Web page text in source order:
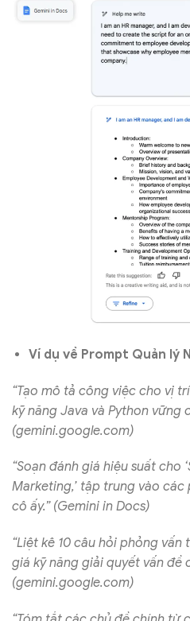
Ví dụ về Prompt Quản lý
“Tạo mô tả công việc cho vị trí
kỹ năng Java và Python vững
(gemini.google.com)
“Soạn đánh giá hiệu suất cho
Marketing,’ tập trung vào
cô ấy.” (Gemini in Docs)
“Liệt kê 10 câu hỏi phỏng
giá kỹ năng giải quyết vấn đề
(gemini.google.com)